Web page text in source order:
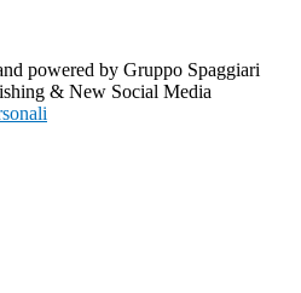
powered by Gruppo Spaggiari
& New Social Media